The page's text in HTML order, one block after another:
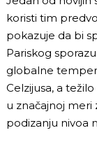
koristi tim
pokazuje da bi
Pariskog
globalne
Celzijusa, a
u značajnoj meri
podizanju nivoa